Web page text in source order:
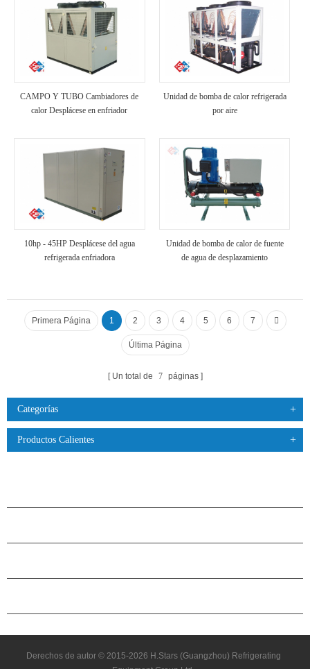
CAMPO Y TUBO Cambiadores de
calor Desplácese en enfriador
Unidad de bomba de calor refrigerada
por aire
10hp - 45HP Desplácese del agua
refrigerada enfriadora
Unidad de bomba de calor de fuente
de agua de desplazamiento
Primera Página 1 2 3 4 5 6 7
Última Página
Un total de 7 páginas
Categorías
Productos Calientes
Derechos de autor © 2015-2026 H.Stars (Guangzhou) Refrigerating